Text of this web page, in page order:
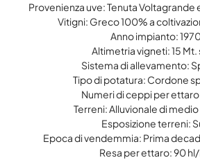
Provenienza uve: Tenuta Voltagrande
Vitigni: Greco 100% a
Anno impianto:
Altimetria vigneti: 15 Mt.
Sistema di allevamento:
Tipo di potatura: Cordone
Numeri di ceppi per
Terreni: Alluvionale di
Esposizione terreni:
Epoca di vendemmia: Prima
Resa per ettaro: 90